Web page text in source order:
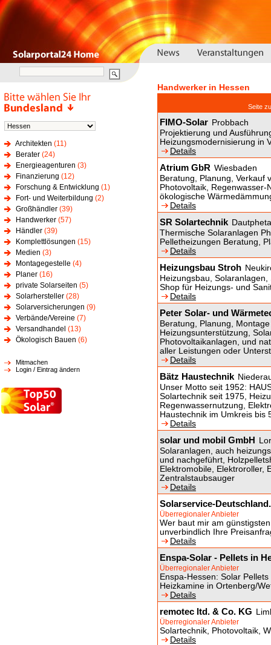
Architekten (11)
Berater (24)
Energieagenturen (3)
Finanzierung (12)
Forschung & Entwicklung (1)
Fort- und Weiterbildung (2)
Großhändler (39)
Handwerker (57)
Händler (39)
Komplettlösungen (15)
Medien (3)
Montagegestelle (4)
Planer (16)
private Solarseiten (5)
Solarhersteller (28)
Solarversicherungen (9)
Verbände/Vereine (7)
Versandhandel (13)
Ökologisch Bauen (6)
Mitmachen
Login / Eintrag ändern
Handwerker in Hessen
Seite
FIMO-Solar Probbach
Projektierung und
Heizungsmodernisierung in
Details
Atrium GbR Wiesbaden
Beratung, Planung, Verkauf
Photovoltaik,
ökologische
Details
SR Solartechnik
Thermische Solaranlagen
Pelletheizungen Beratung,
Details
Heizungsbau Stroh
Heizungsbau,
Shop für Heizungs- und
Details
Peter Solar- und
Beratung, Planung,
Heizungsunterstützung,
Photovoltaikanlagen, und
aller Leistungen oder
Details
Bätz Haustechnik
Unser Motto seit 1952:
Solartechnik seit 1975,
Regenwassernutzung,
Haustechnik im Umkreis bis
Details
solar und mobil GmbH
Solaranlagen, auch
und nachgeführt,
Elektromobile, Elektroroller,
Zentralstaubsauger
Details
Solarservice-
Überregionaler Anbieter
Wer baut mir am
unverbindlich Ihre
Details
Enspa-Solar - Pellets in
Überregionaler Anbieter
Enspa-Hessen: Solar
Heizkamine in Ortenberg/
Details
remotec ltd. & Co. KG
Überregionaler Anbieter
Solartechnik, Photovoltaik,
Details